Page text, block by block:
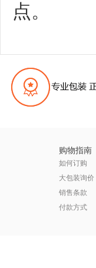
点。
购物指南
如何订购
大包装询价
销售条款
付款方式